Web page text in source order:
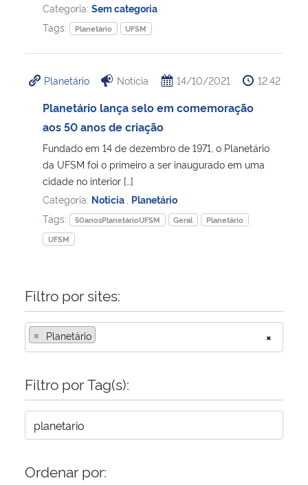
Ministério da Ciência, Tecnologia, Inovações e Comunicações
Ministério do Meio Ambiente
Ministério do Turismo
Ministério do Desenvolvimento Regional
Controladoria-Geral da União
Ministério da Mulher, da Família e dos Direitos Humanos
Secretaria-Geral
Gabinete de Segurança Institucional
Advocacia-Geral da União
Banco Central do Brasil
Categoria: Sem categoria
Tags:
Planetário UFSM
Planetário Notícia 14/10/2021 12:42
Planetário lança selo em comemoração
aos 50 anos de criação
Fundado em 14 de dezembro de 1971, o Planetário
da UFSM foi o primeiro a ser inaugurado em uma
cidade no interior […]
Categoria: Noticia Planetário
Tags:
50anosPlanetárioUFSM Geral
Planetário
UFSM
Filtro por sites:
×
× Planetário
Filtro por Tag(s):
Ordenar por: